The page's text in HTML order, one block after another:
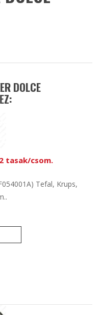
DOLCE
tasak/csom.
Tefal, Krups,